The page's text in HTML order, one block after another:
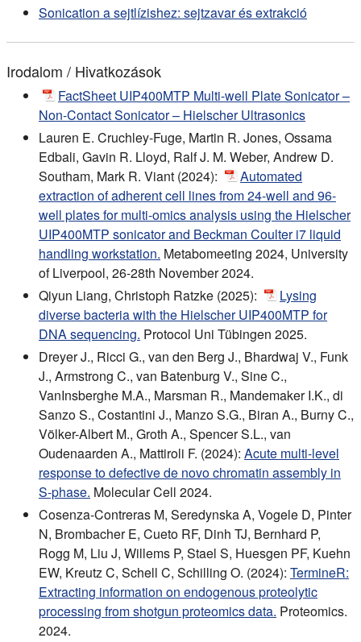
Sonication a sejtlízishez: sejtzavar és extrakció
Irodalom / Hivatkozások
FactSheet UIP400MTP Multi-well Plate Sonicator –
Non-Contact Sonicator – Hielscher Ultrasonics
Lauren E. Cruchley-Fuge, Martin R. Jones, Ossama
Edbali, Gavin R. Lloyd, Ralf J. M. Weber, Andrew D.
Southam, Mark R. Viant (2024):
Automated
extraction of adherent cell lines from 24-well and 96-
well plates for multi-omics analysis using the Hielscher
UIP400MTP sonicator and Beckman Coulter i7 liquid
handling workstation. Metabomeeting 2024, University
of Liverpool, 26-28th November 2024.
Qiyun Liang, Christoph Ratzke (2025):
Lysing
diverse bacteria with the Hielscher UIP400MTP for
DNA sequencing. Protocol Uni Tübingen 2025.
Dreyer J., Ricci G., van den Berg J., Bhardwaj V., Funk
J., Armstrong C., van Batenburg V., Sine C.,
VanInsberghe M.A., Marsman R., Mandemaker I.K., di
Sanzo S., Costantini J., Manzo S.G., Biran A., Burny C.,
Völker-Albert M., Groth A., Spencer S.L., van
Oudenaarden A., Mattiroli F. (2024): Acute multi-level
response to defective de novo chromatin assembly in
S-phase. Molecular Cell 2024.
Cosenza-Contreras M, Seredynska A, Vogele D, Pinter
N, Brombacher E, Cueto RF, Dinh TJ, Bernhard P,
Rogg M, Liu J, Willems P, Stael S, Huesgen PF, Kuehn
EW, Kreutz C, Schell C, Schilling O. (2024): TermineR:
Extracting information on endogenous proteolytic
processing from shotgun proteomics data. Proteomics.
2024.